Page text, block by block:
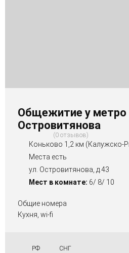
Общежитие у метро
Островитянова
0 отзывов
Коньково 1,2 км (Калужско-
Места есть
ул. Островитянова, д.43
Мест в комнате: 6/ 8/ 10
Общие номера
Кухня, wi-fi
РФ СНГ